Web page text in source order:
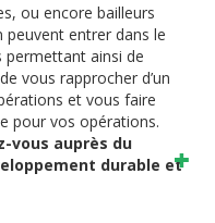
ou encore bailleurs
entrer dans le
permettant ainsi de
vous rapprocher d’un
et vous faire
pour vos opérations.
vous auprès du
durable et